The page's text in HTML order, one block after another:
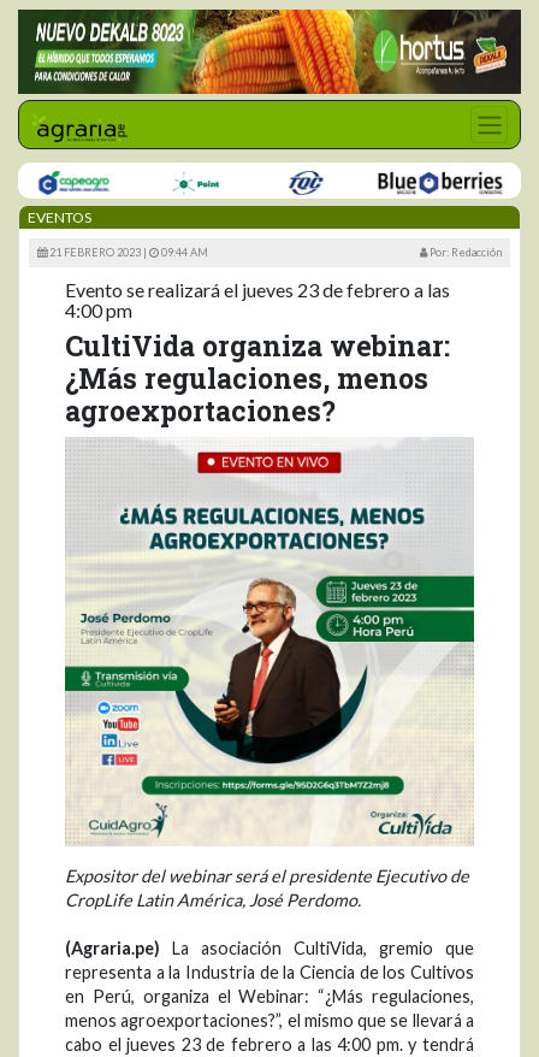
EVENTOS
21 FEBRERO 2023 | 09:44 AM Por: Redacción
Evento se realizará el jueves 23 de febrero a las
4:00 pm
CultiVida organiza webinar:
¿Más regulaciones, menos
agroexportaciones?
Expositor del webinar será el presidente Ejecutivo de
CropLife Latin América, José Perdomo.
(Agraria.pe) La asociación CultiVida, gremio que
representa a la Industria de la Ciencia de los Cultivos
en Perú, organiza el Webinar: “¿Más regulaciones,
menos agroexportaciones?”, el mismo que se llevará a
cabo el jueves 23 de febrero a las 4:00 pm. y tendrá